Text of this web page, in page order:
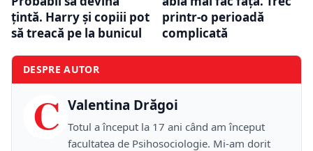
țintă. Harry și copiii pot
să treacă pe la bunicul
printr-o perioadă
complicată
DESPRE AUTOR
C Valentina Drăgoi
Totul a început la 17 ani când am început
facultatea de Psihosociologie. Mi-am dorit